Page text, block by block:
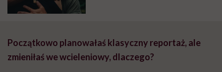
Początkowo planowałaś klasyczny reportaż, ale
zmieniłaś we wcieleniowy, dlaczego?